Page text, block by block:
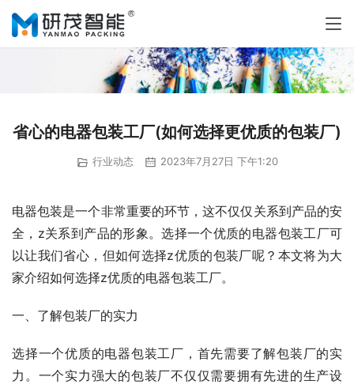
省心的电器包装工厂(如何选择更优质的包装厂)
行业动态 2023年7月27日 下午1:20
电器包装是一个非常重要的环节，这不仅仅关系到产品的安
全，z关系到产品的形象。选择一个优质的电器包装工厂可
以让我们省心，但如何选择z优质的包装厂呢？本文将为大
家介绍如何选择z优质的电器包装工厂。
一、了解包装厂的实力
选择一个优质的电器包装工厂，首先需要了解包装厂的实
力。一个实力强大的包装厂不仅仅需要拥有先进的生产设